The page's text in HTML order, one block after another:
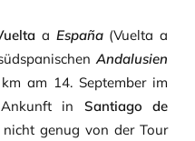
a España (Vuelta a
Andalusien
am 14. September im
in Santiago de
genug von der Tour